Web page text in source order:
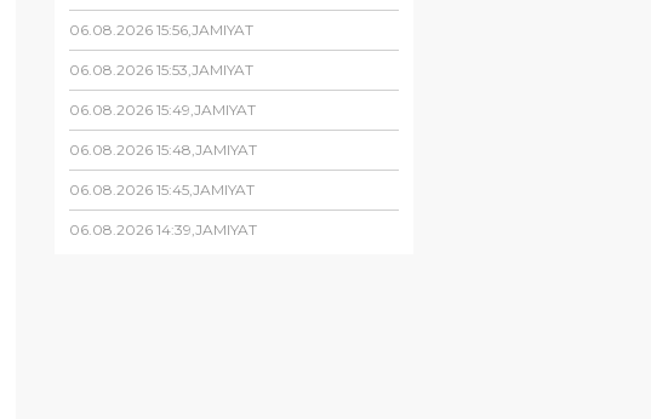
06.08.2026 15:56,JAMIYAT
06.08.2026 15:53,JAMIYAT
06.08.2026 15:49,JAMIYAT
06.08.2026 15:48,JAMIYAT
06.08.2026 15:45,JAMIYAT
06.08.2026 14:39,JAMIYAT